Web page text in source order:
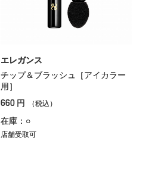
エレガンス
チップ＆ブラッシュ［アイカラー
用］
660 円 （税込）
在庫：○
店舗受取可